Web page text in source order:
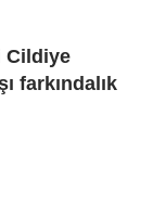
Cildiye
farkındalık